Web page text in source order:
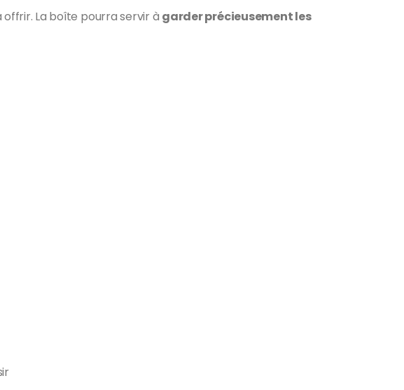
La boîte pourra servir à garder précieusement les